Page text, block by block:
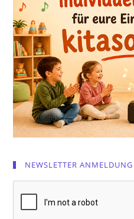
NEWSLETTER ANMELDUNG